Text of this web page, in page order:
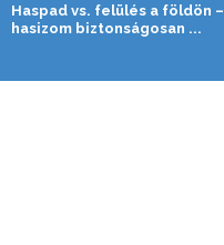
Haspad vs. felülés a földön –
hasizom biztonságosan ...